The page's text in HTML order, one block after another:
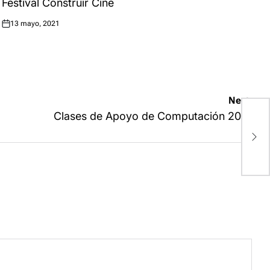
Festival Construir Cine
Posted
13 mayo, 2021
Next:
Clases de Apoyo de Computación 2015